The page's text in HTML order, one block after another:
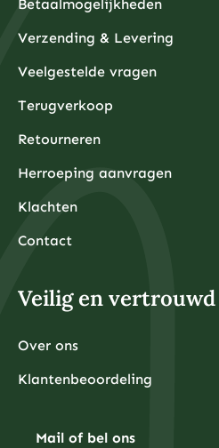
Betaalmogelijkheden
Verzending & Levering
Veelgestelde vragen
Terugverkoop
Retourneren
Herroeping aanvragen
Klachten
Contact
Veilig en vertrouwd
Over ons
Klantenbeoordeling
Mail of bel ons